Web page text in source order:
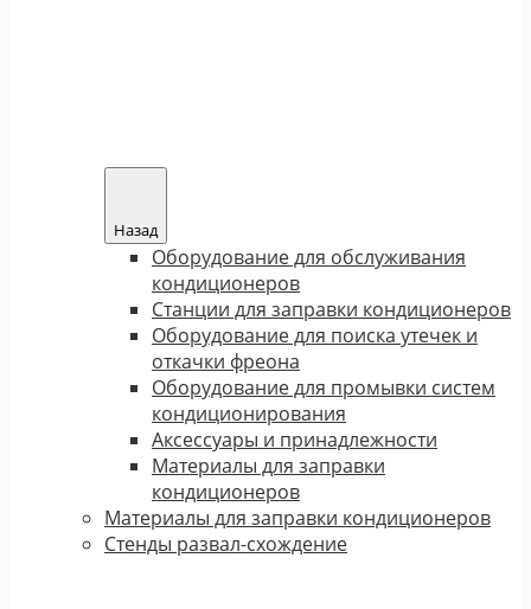
Назад
Оборудование для обслуживания
кондиционеров
Станции для заправки кондиционеров
Оборудование для поиска утечек и
откачки фреона
Оборудование для промывки систем
кондиционирования
Аксессуары и принадлежности
Материалы для заправки
кондиционеров
Материалы для заправки кондиционеров
Стенды развал-схождение